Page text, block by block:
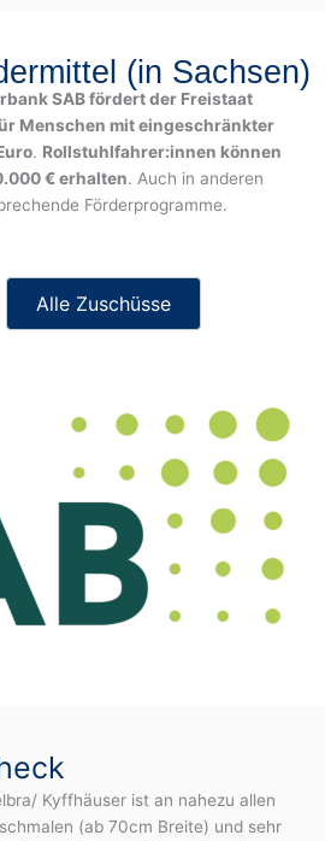
(in Sachsen)
SAB fördert der Freistaat
Menschen mit eingeschränkter
. Rollstuhlfahrer:innen können
€ erhalten. Auch in anderen
Förderprogramme.
Alle Zuschüsse
Kyffhäuser ist an nahezu allen
(ab 70cm Breite) und sehr